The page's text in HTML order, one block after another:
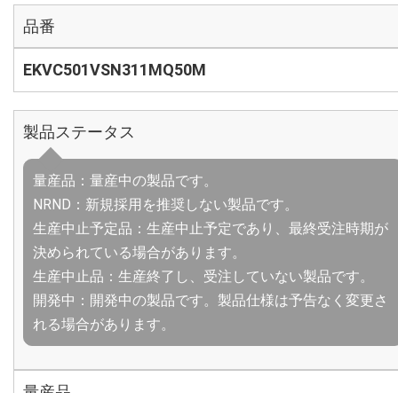
品番
EKVC501VSN311MQ50M
製品ステータス
量産品：量産中の製品です。
NRND：新規採用を推奨しない製品です。
生産中止予定品：生産中止予定であり、最終受注時期が
決められている場合があります。
生産中止品：生産終了し、受注していない製品です。
開発中：開発中の製品です。製品仕様は予告なく変更さ
れる場合があります。